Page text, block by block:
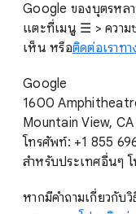
Google ของบุตรหล
แตะที่เมนู ☰ > ความ
เห็น หรือติดต่อเราทา
Google
1600
Mountain View,
โทรศัพท์: +1 855
สำหรับประเทศอื่นๆ
หากมีคำถามเกี่ยวกับ